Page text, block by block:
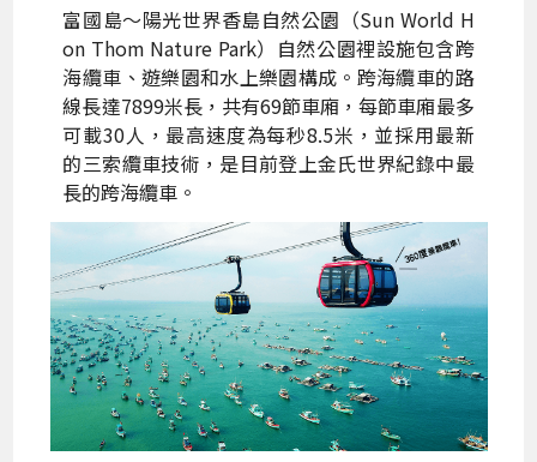
富國島～陽光世界香島自然公園（Sun World H
on Thom Nature Park）自然公園裡設施包含跨
海纜車、遊樂園和水上樂園構成。跨海纜車的路
線長達7899米長，共有69節車廂，每節車廂最多
可載30人，最高速度為每秒8.5米，並採用最新
的三索纜車技術，是目前登上金氏世界紀錄中最
長的跨海纜車。